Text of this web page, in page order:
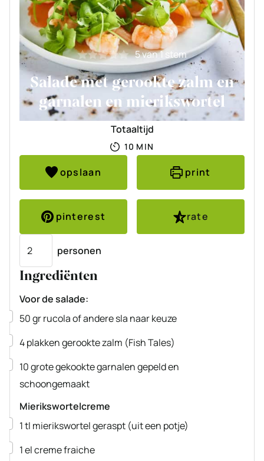
5van 1 stem
Salade met gerookte zalm en
garnalen en mierikswortel
Totaaltijd
10 MINUTEN
MIN
opslaan print
pinterest
rate
personen
Ingrediënten
Voor de salade:
▢
50grrucolaof andere sla naar keuze
▢
4plakkengerookte zalm (Fish Tales)
▢
10grote gekookte garnalengepeld en
schoongemaakt
Mierikswortelcreme
▢
1tl mierikswortelgeraspt (uit een potje)
▢
1elcreme fraiche